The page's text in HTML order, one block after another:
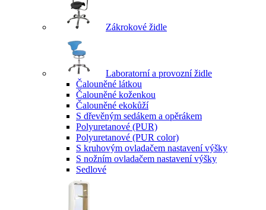
Zákrokové židle
Laboratorní a provozní židle
Čalouněné látkou
Čalouněné koženkou
Čalouněné ekokůží
S dřevěným sedákem a opěrákem
Polyuretanové (PUR)
Polyuretanové (PUR color)
S kruhovým ovladačem nastavení výšky
S nožním ovladačem nastavení výšky
Sedlové